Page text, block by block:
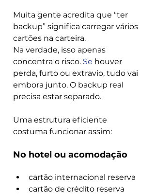
Muita gente acredita que “ter
backup” significa carregar vários
cartões na carteira.
Na verdade, isso apenas
concentra o risco. Se houver
perda, furto ou extravio, tudo vai
embora junto. O backup real
precisa estar separado.
Uma estrutura eficiente
costuma funcionar assim:
No hotel ou acomodação
cartão internacional reserva
cartão de crédito reserva